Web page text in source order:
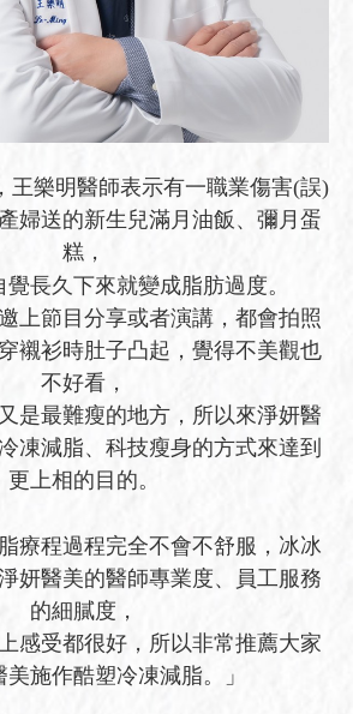
王樂明醫師表示有一職業傷害(誤)
婦送的新生兒滿月油飯、彌月蛋
糕，
長久下來就變成脂肪過度。
上節目分享或者演講，都會拍照
襯衫時肚子凸起，覺得不美觀也
不好看，
是最難瘦的地方，所以來淨妍醫
凍減脂、科技瘦身的方式來達到
更上相的目的。
療程過程完全不會不舒服，冰冰
妍醫美的醫師專業度、員工服務
的細膩度，
感受都很好，所以非常推薦大家
美施作酷塑冷凍減脂。」